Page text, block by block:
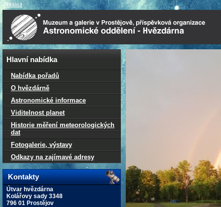
Hlavní nabídka
Nabídka pořadů
O hvězdárně
Astronomické informace
Viditelnost planet
Historie měření meteorologických
dat
Fotogalerie, výstavy
Odkazy na zajímavé adresy
Kontakty
Útvar hvězdárna
Kolářovy sady 3348
796 01 Prostějov
Přihlásit